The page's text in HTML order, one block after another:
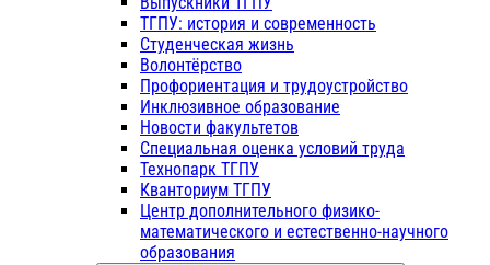
ТГПУ: история и современность
Студенческая жизнь
Волонтёрство
Профориентация и трудоустройство
Инклюзивное образование
Новости факультетов
Специальная оценка условий труда
Технопарк ТГПУ
Кванториум ТГПУ
Центр дополнительного физико-
математического и естественно-научного
образования